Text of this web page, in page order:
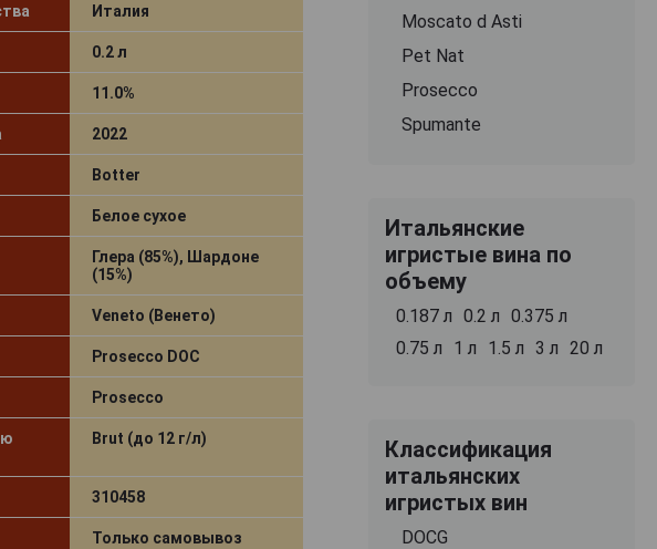
Италия
0.2 л
11.0%
2022
Botter
Белое сухое
Глера (85%), Шардоне
(15%)
Veneto (Венето)
Prosecco DOC
Prosecco
Brut (до 12 г/л)
310458
Только самовывоз
Moscato d Asti
Pet Nat
Prosecco
Spumante
Итальянские
игристые вина по
объему
0.187 л 0.2 л 0.375 л
0.75 л
1 л 1.5 л 3 л 20 л
Классификация
итальянских
игристых вин
DOCG